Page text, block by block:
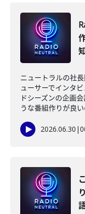
ニュートラルの社
ューサーでインタ
ドシーズンの企画
うな番組作りが良
2026.06.30 |